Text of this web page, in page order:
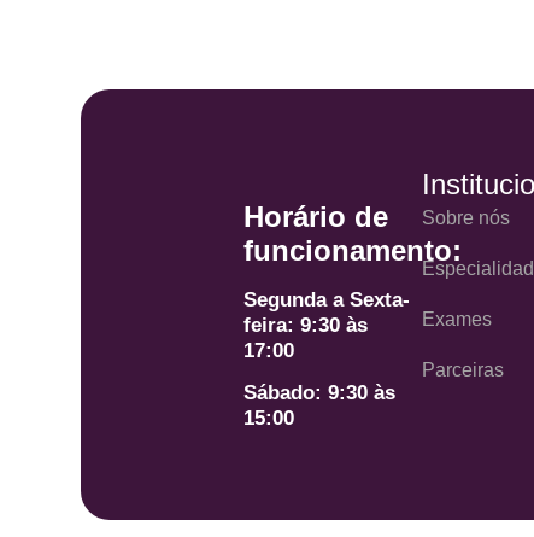
Horário de
funcionamento:
Segunda a Sexta-
feira: 9:30 às
17:00
Sábado: 9:30 às
15:00
Sobre nós
Exames
Parceiras